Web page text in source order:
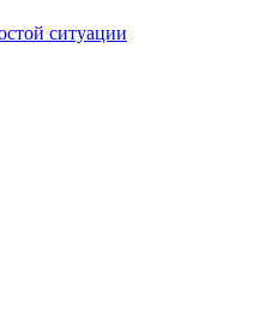
ситуации